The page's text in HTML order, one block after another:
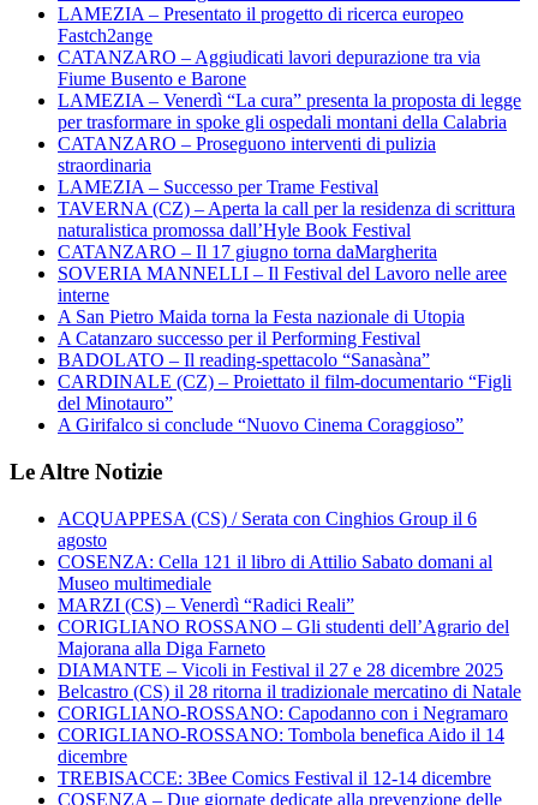
LAMEZIA – Presentato il progetto di ricerca europeo
Fastch2ange
CATANZARO – Aggiudicati lavori depurazione tra via
Fiume Busento e Barone
LAMEZIA – Venerdì “La cura” presenta la proposta di legge
per trasformare in spoke gli ospedali montani della Calabria
CATANZARO – Proseguono interventi di pulizia
straordinaria
LAMEZIA – Successo per Trame Festival
TAVERNA (CZ) – Aperta la call per la residenza di scrittura
naturalistica promossa dall’Hyle Book Festival
CATANZARO – Il 17 giugno torna daMargherita
SOVERIA MANNELLI – Il Festival del Lavoro nelle aree
interne
A San Pietro Maida torna la Festa nazionale di Utopia
A Catanzaro successo per il Performing Festival
BADOLATO – Il reading-spettacolo “Sanasàna”
CARDINALE (CZ) – Proiettato il film-documentario “Figli
del Minotauro”
A Girifalco si conclude “Nuovo Cinema Coraggioso”
Le Altre Notizie
ACQUAPPESA (CS) / Serata con Cinghios Group il 6
agosto
COSENZA: Cella 121 il libro di Attilio Sabato domani al
Museo multimediale
MARZI (CS) – Venerdì “Radici Reali”
CORIGLIANO ROSSANO – Gli studenti dell’Agrario del
Majorana alla Diga Farneto
DIAMANTE – Vicoli in Festival il 27 e 28 dicembre 2025
Belcastro (CS) il 28 ritorna il tradizionale mercatino di Natale
CORIGLIANO-ROSSANO: Capodanno con i Negramaro
CORIGLIANO-ROSSANO: Tombola benefica Aido il 14
dicembre
TREBISACCE: 3Bee Comics Festival il 12-14 dicembre
COSENZA – Due giornate dedicate alla prevenzione delle